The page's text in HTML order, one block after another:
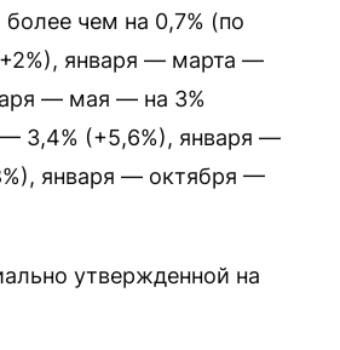
чем на 0,7% (по
января — марта —
— мая — на 3%
3,4% (+5,6%), января —
января — октября —
утвержденной на